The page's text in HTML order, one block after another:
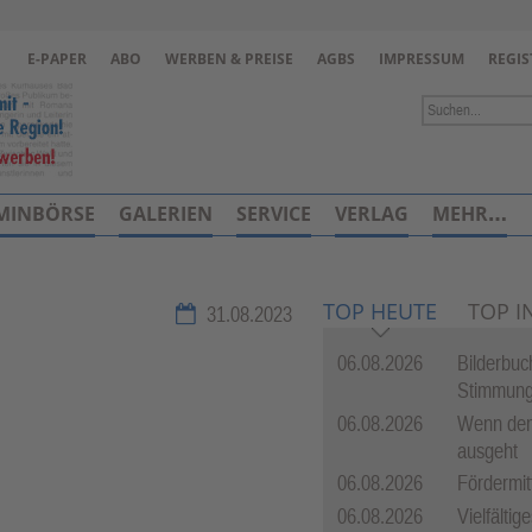
E-PAPER ABO WERBEN & PREISE AGBS IMPRESSUM
31.08.2023 TOP HEUTE TOP
06.08.2026
06.08.2026
Wenn
ausgeht
06.08.2026
06.08.2026
GALERIEN SERVICE VERLAG MEHR…